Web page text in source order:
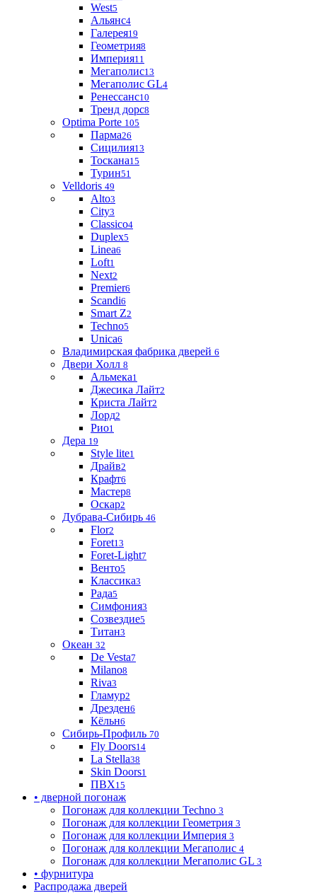
West5
Альянс4
Галерея19
Геометрия8
Империя11
Мегаполис13
Мегаполис GL4
Ренессанс10
Тренд дорс8
Optima Porte 105
Парма26
Сицилия13
Тоскана15
Турин51
Velldoris 49
Alto3
City3
Classico4
Duplex5
Linea6
Loft1
Next2
Premier6
Scandi6
Smart Z2
Techno5
Unica6
Владимирская фабрика дверей 6
Двери Холл 8
Альмека1
Джесика Лайт2
Криста Лайт2
Лорд2
Рио1
Дера 19
Style lite1
Драйв2
Крафт6
Мастер8
Оскар2
Дубрава-Сибирь 46
Flor2
Foret13
Foret-Light7
Венто5
Классика3
Рада5
Симфония3
Созвездие5
Титан3
Океан 32
De Vesta7
Milano8
Riva3
Гламур2
Дрезден6
Кёльн6
Сибирь-Профиль 70
Fly Doors14
La Stella38
Skin Doors1
ПВХ15
• дверной погонаж
Погонаж для коллекции Techno 3
Погонаж для коллекции Геометрия 3
Погонаж для коллекции Империя 3
Погонаж для коллекции Мегаполис 4
Погонаж для коллекции Мегаполис GL 3
• фурнитура
Распродажа дверей